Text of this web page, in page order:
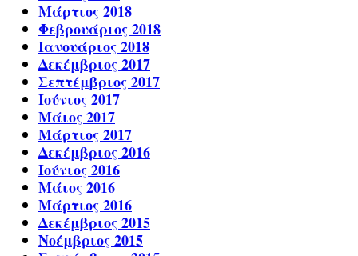
Μάρτιος 2018
Φεβρουάριος 2018
Ιανουάριος 2018
Δεκέμβριος 2017
Σεπτέμβριος 2017
Ιούνιος 2017
Μάιος 2017
Μάρτιος 2017
Δεκέμβριος 2016
Ιούνιος 2016
Μάιος 2016
Μάρτιος 2016
Δεκέμβριος 2015
Νοέμβριος 2015